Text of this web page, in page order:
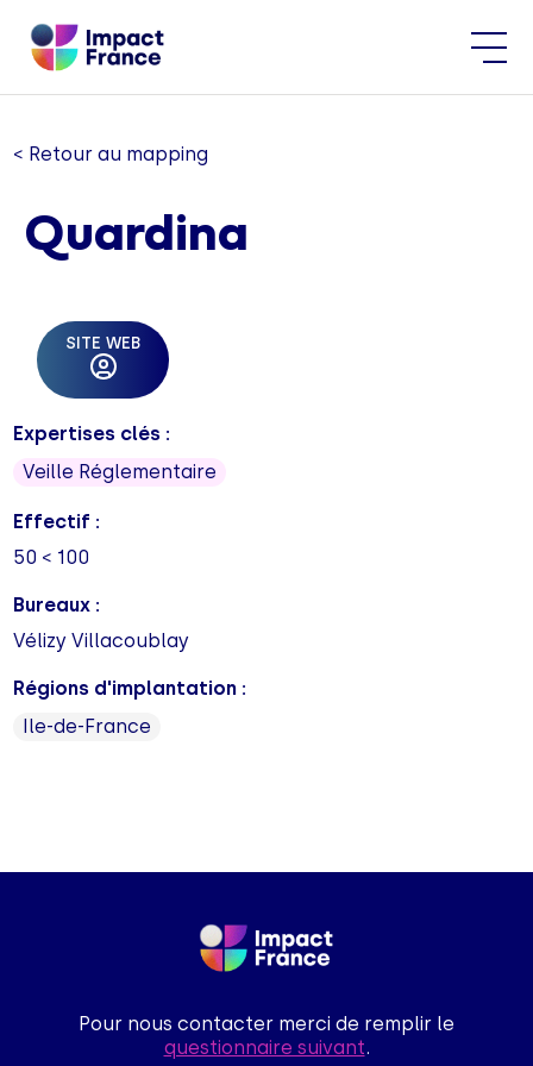
< Retour au mapping
Quardina
SITE WEB
Expertises clés :
Veille Réglementaire
Effectif :
50 < 100
Bureaux :
Vélizy Villacoublay
Régions d'implantation :
Ile-de-France
Pour nous contacter merci de remplir le
questionnaire suivant.